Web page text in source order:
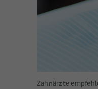
Zahnärzte